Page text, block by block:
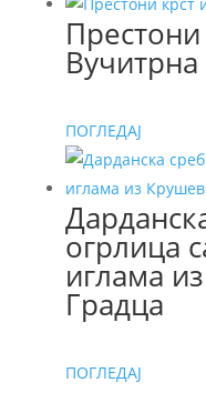
Престони
Вучитрна
ПОГЛЕДАЈ
огрлица
иглама
Градца
ПОГЛЕДАЈ